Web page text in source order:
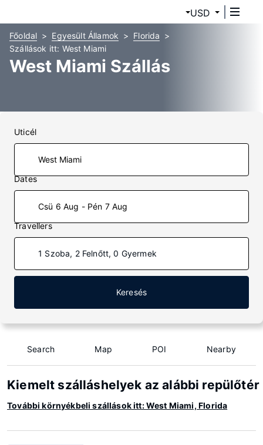
USD
Főoldal Egyesült Államok
Florida
Szállások itt: West Miami
West Miami Szállás
Uticél
Dates
Csü 6 Aug - Pén 7 Aug
Travellers
1 Szoba, 2 Felnőtt, 0 Gyermek
Keresés
Search Map POI Nearby
Kiemelt szálláshelyek az alábbi
További környékbeli szállások itt: West Miami, Florida